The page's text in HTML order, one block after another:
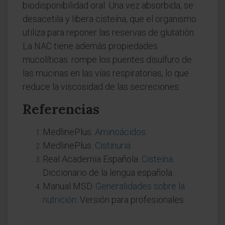
biodisponibilidad oral. Una vez absorbida, se
desacetila y libera cisteína, que el organismo
utiliza para reponer las reservas de glutatión.
La NAC tiene además propiedades
mucolíticas: rompe los puentes disulfuro de
las mucinas en las vías respiratorias, lo que
reduce la viscosidad de las secreciones.
Referencias
MedlinePlus. Aminoácidos
MedlinePlus. Cistinuria
Real Academia Española. Cisteína
Diccionario de la lengua española.
Manual MSD. Generalidades sobre la
nutrición . Versión para profesionales.